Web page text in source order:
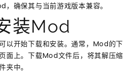
，确保其与当前游戏版本兼容。
装Mod
以开始下载和安装。通常，Mod的下
面上。下载Mod文件后，将其解压缩
夹中。